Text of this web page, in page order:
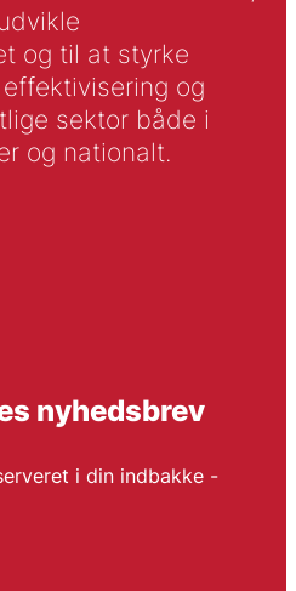
og til at styrke
og
sektor både i
og nationalt.
nyhedsbrev
i din indbakke -